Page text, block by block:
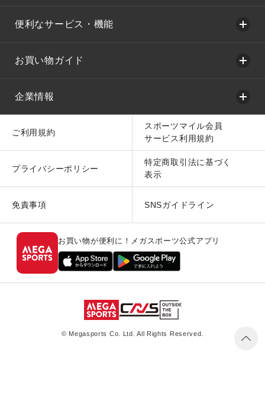
便利なサービス・機能
お買い物ガイド
企業情報
ご利用規約
スポーツマイル会員
サービス利用規約
プライバシーポリシー
特定商取引法に基づく
表示
免責事項 SNSガイドライン
お買い物が便利に！メガスポーツ公式アプリ
© Megasports Co. Ltd. All Rights Reserved.